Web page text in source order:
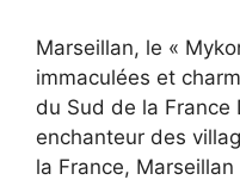
Marseillan, le «
immaculées et
du Sud de la France
enchanteur des
la France,